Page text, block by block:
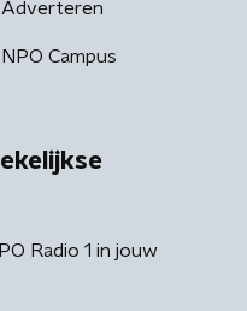
Adverteren
NPO Campus
Radio 1 in jouw